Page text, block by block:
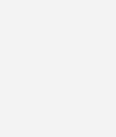
את הסיכון לסוכרת?